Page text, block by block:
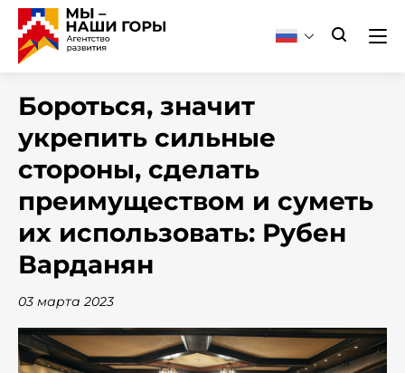
Бороться, значит
укрепить сильные
стороны, сделать
преимуществом и суметь
их использовать: Рубен
Варданян
03 марта 2023